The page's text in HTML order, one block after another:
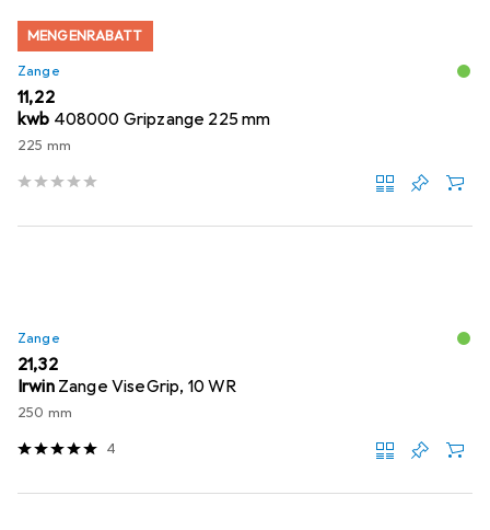
MENGENRABATT
Zange
EUR
11,22
kwb 408000 Gripzange 225 mm
225 mm
Zange
EUR
21,32
Irwin Zange ViseGrip, 10 WR
250 mm
4